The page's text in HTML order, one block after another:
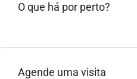
O que há por perto?
Agende uma visita